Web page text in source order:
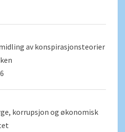
av konspirasjonsteorier
korrupsjon og økonomisk